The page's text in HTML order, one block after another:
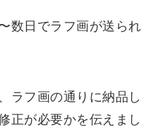
数日でラフ画が送られ
ラフ画の通りに納品し
正が必要かを伝えまし